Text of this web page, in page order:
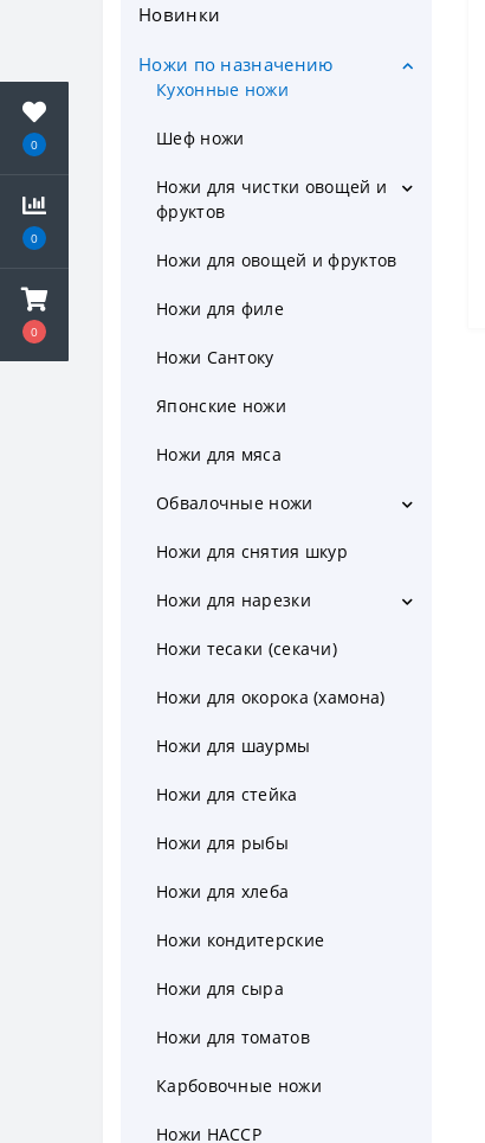
0
0
0
Новинки
Ножи по назначению
Кухонные ножи
Шеф ножи
Ножи для чистки овощей и
фруктов
овощей
Нож для томатов
Овощечистка
Ножи для овощей и фруктов
Ножи для филе
Ножи Сантоку
Японские ножи
Ножи для мяса
Обвалочные ножи
Ножи для снятия шкур
Ножи для нарезки
Ножи тесаки (секачи)
Ножи для окорока (хамона)
Ножи для шаурмы
Ножи для стейка
Ножи для рыбы
Ножи для хлеба
Ножи кондитерские
Ножи для сыра
Ножи для томатов
Карбовочные ножи
Ножи HACCP